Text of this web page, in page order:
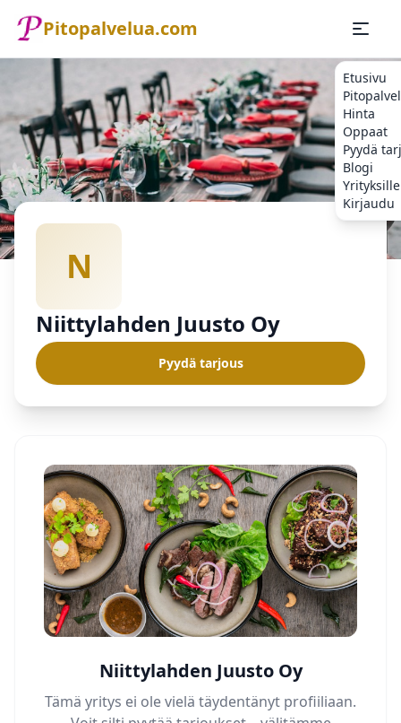
Pitopalvelua.com
Etusivu
Hinta
Oppaat
Pyydä
Blogi
Yrityksille
Kirjaudu
Etusivu
Pitopalvelu
N
Niittylahden Juusto Oy
Pyydä tarjous
Niittylahden Juusto Oy
Tämä yritys ei ole vielä täydentänyt profiiliaan.